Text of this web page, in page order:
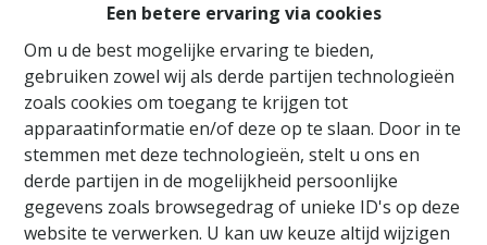
Een betere ervaring via cookies
Om u de best mogelijke ervaring te bieden,
gebruiken zowel wij als derde partijen technologieën
zoals cookies om toegang te krijgen tot
apparaatinformatie en/of deze op te slaan. Door in te
stemmen met deze technologieën, stelt u ons en
derde partijen in de mogelijkheid persoonlijke
gegevens zoals browsegedrag of unieke ID's op deze
website te verwerken. U kan uw keuze altijd wijzigen
sheets containing Lorem Ipsum passages, and more
recently with desktop publishing software like Aldus
PageMaker including versions of Lorem Ipsum.